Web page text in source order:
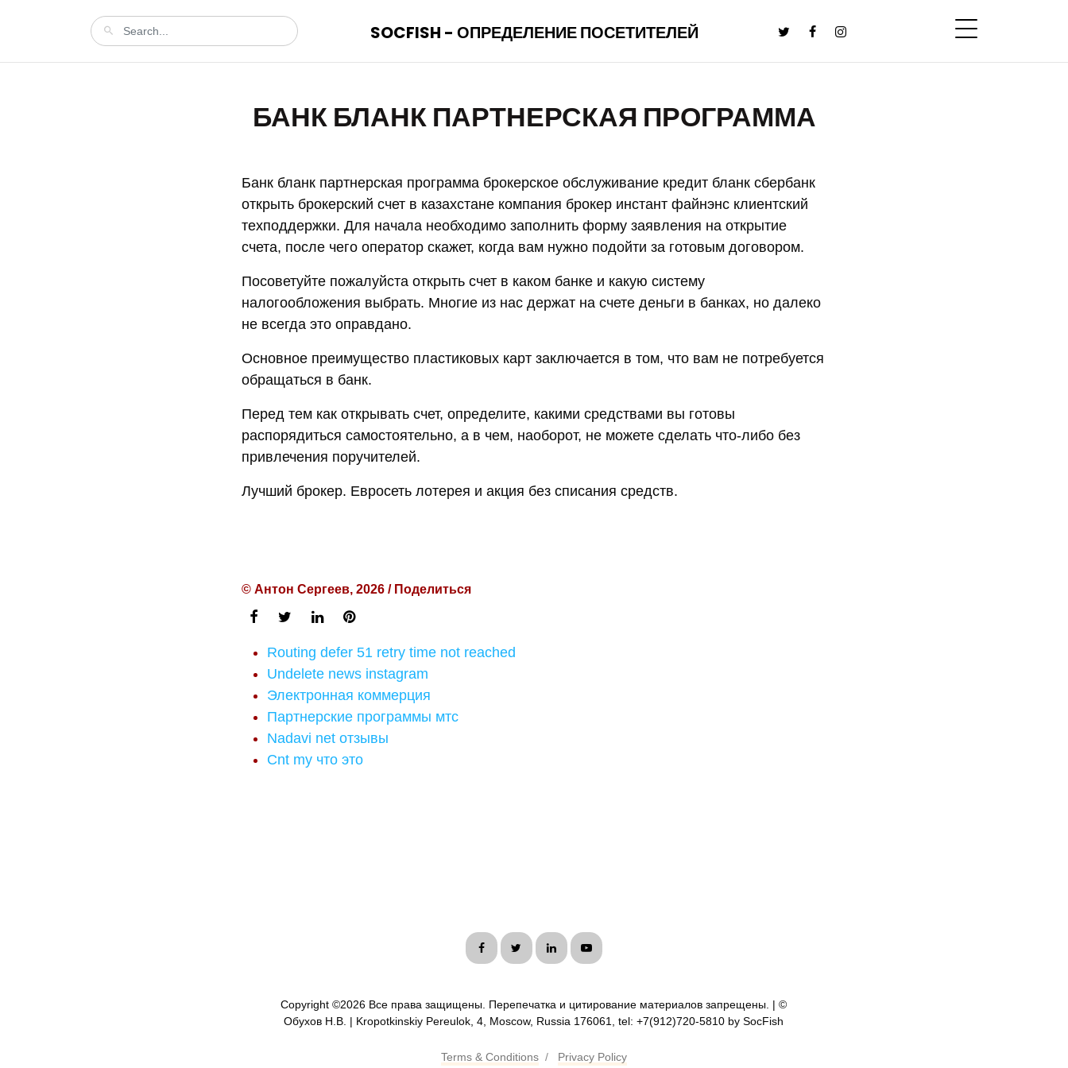
SOCFISH - ОПРЕДЕЛЕНИЕ ПОСЕТИТЕЛЕЙ
БАНК БЛАНК ПАРТНЕРСКАЯ ПРОГРАММА
Банк бланк партнерская программа брокерское обслуживание кредит бланк сбербанк
открыть брокерский счет в казахстане компания брокер инстант файнэнс клиентский
техподдержки. Для начала необходимо заполнить форму заявления на открытие
счета, после чего оператор скажет, когда вам нужно подойти за готовым договором.
Посоветуйте пожалуйста открыть счет в каком банке и какую систему
налогообложения выбрать. Многие из нас держат на счете деньги в банках, но далеко
не всегда это оправдано.
Основное преимущество пластиковых карт заключается в том, что вам не потребуется
обращаться в банк.
Перед тем как открывать счет, определите, какими средствами вы готовы
распорядиться самостоятельно, а в чем, наоборот, не можете сделать что-либо без
привлечения поручителей.
Лучший брокер. Евросеть лотерея и акция без списания средств.
© Антон Сергеев, 2026 / Поделиться
Routing defer 51 retry time not reached
Undelete news instagram
Электронная коммерция
Партнерские программы мтс
Nadavi net отзывы
Cnt my что это
Copyright ©2026 Все права защищены. Перепечатка и цитирование материалов запрещены. | ©
Обухов Н.В. | Kropotkinskiy Pereulok, 4, Moscow, Russia 176061, tel: +7(912)720-5810 by SocFish
Terms & Conditions / Privacy Policy